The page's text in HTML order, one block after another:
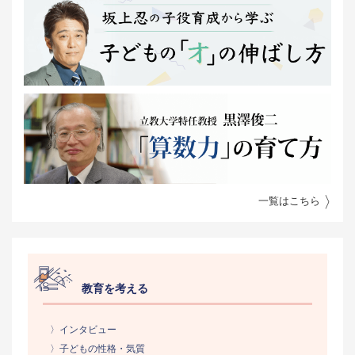
一覧はこちら
教育を考える
〉インタビュー
〉子どもの性格・気質